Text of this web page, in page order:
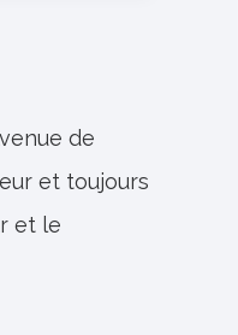
de
et toujours
et le